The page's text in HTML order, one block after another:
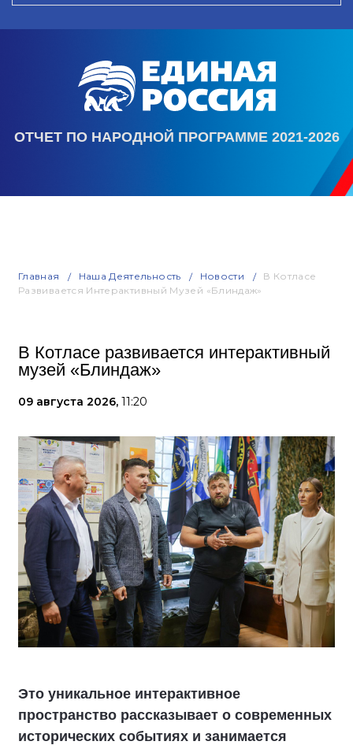
ОТЧЕТ ПО НАРОДНОЙ ПРОГРАММЕ 2021-2026
Главная Наша Деятельность Новости
В Котласе
Развивается Интерактивный Музей «Блиндаж»
В Котласе развивается интерактивный
музей «Блиндаж»
09 августа 2026, 11:20
Это уникальное интерактивное
пространство рассказывает о современных
исторических событиях и занимается